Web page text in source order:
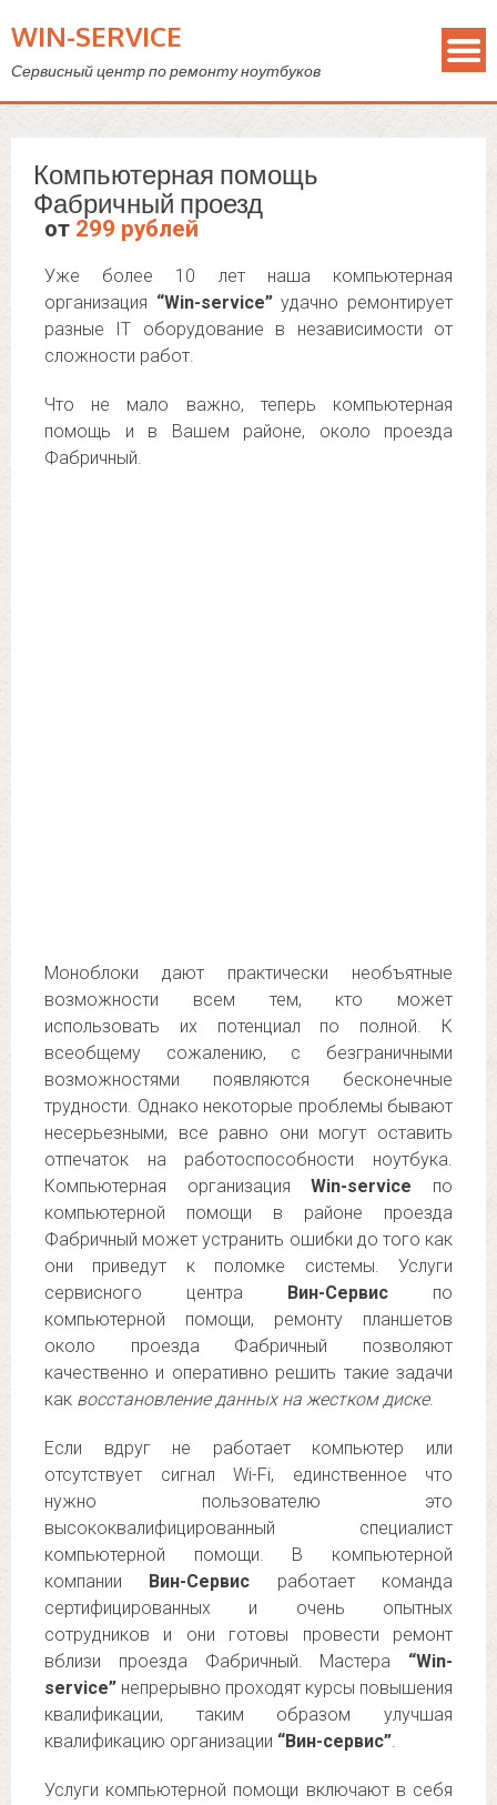
WIN-SERVICE
Сервисный центр по ремонту ноутбуков
Компьютерная помощь
Фабричный проезд
от 299 рублей
Уже более 10 лет наша компьютерная
организация “Win-service”удачно ремонтирует
разные IT оборудование в независимости от
сложности работ.
Что не мало важно, теперь компьютерная
помощь и в Вашем районе, около проезда
Фабричный.
Моноблоки дают практически необъятные
возможности всем тем, кто может
использовать их потенциал по полной. К
всеобщему сожалению, с безграничными
возможностями появляются бесконечные
трудности. Однако некоторые проблемы бывают
несерьезными, все равно они могут оставить
отпечаток на работоспособности ноутбука.
Компьютерная организацияWin-service по
компьютерной помощи в районе проезда
Фабричный может устранить ошибки до того как
они приведут к поломке системы. Услуги
сервисного центра Вин-Сервис по
компьютерной помощи, ремонту планшетов
около проезда Фабричный позволяют
качественно и оперативно решить такие задачи
как восстановление данных на жестком диске.
Если вдруг не работает компьютер или
отсутствует сигнал Wi-Fi, единственное что
нужно пользователю это
высококвалифицированный специалист
компьютерной помощи. В компьютерной
компании Вин-Сервис работает команда
сертифицированных и очень опытных
сотрудников и они готовы провести ремонт
вблизи проезда Фабричный. Мастера “Win-
service” непрерывно проходят курсы повышения
квалификации, таким образом улучшая
квалификацию организации “Вин-сервис”.
Услуги компьютерной помощи включают в себя